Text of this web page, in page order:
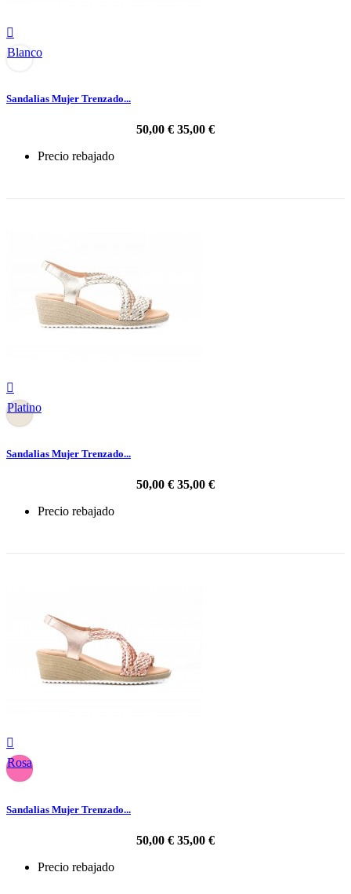

Blanco
Sandalias Mujer Trenzado...
50,00 € 35,00 €
Precio rebajado

Platino
Sandalias Mujer Trenzado...
50,00 € 35,00 €
Precio rebajado

Rosa
Sandalias Mujer Trenzado...
50,00 € 35,00 €
Precio rebajado